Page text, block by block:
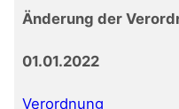
Änderung der
01.01.2022
Verordnung